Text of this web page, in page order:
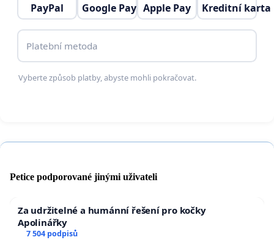
PayPal Google Pay Apple Pay Kreditní karta
Platební metoda
Vyberte způsob platby, abyste mohli pokračovat.
Petice podporované jinými uživateli
Za udržitelné a humánní řešení pro kočky
Apolinářky
7 504 podpisů